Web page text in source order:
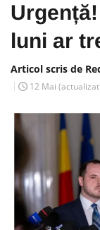
luni ar
Articol scris de
12 Mai (actualizat